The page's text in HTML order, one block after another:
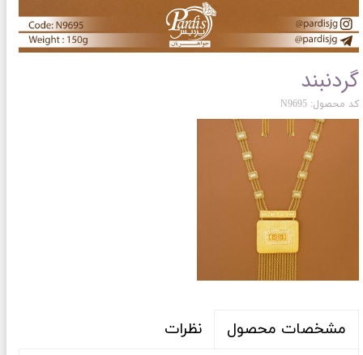
گردنبند
کد محصول: N9695
مشخصات محصول نظرات